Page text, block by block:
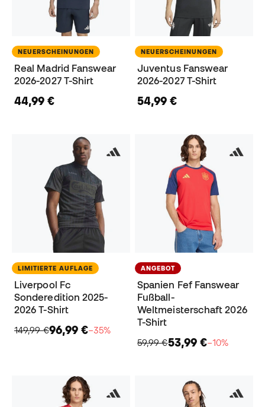
NEUERSCHEINUNGEN
Real Madrid Fanswear
2026-2027 T-Shirt
44,99 €
NEUERSCHEINUNGEN
Juventus Fanswear
2026-2027 T-Shirt
54,99 €
LIMITIERTE AUFLAGE
Liverpool Fc
Sonderedition 2025-
2026 T-Shirt
149,99 €96,99 €−35%
ANGEBOT
Spanien Fef Fanswear
Fußball-
Weltmeisterschaft 2026
T-Shirt
59,99 €53,99 €−10%